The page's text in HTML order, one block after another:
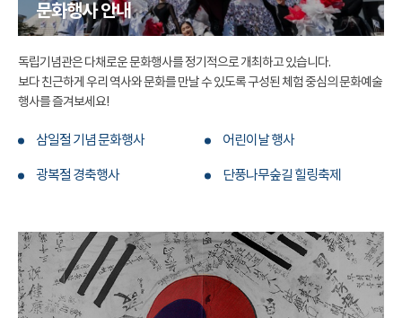
문화행사 안내
독립기념관은 다채로운 문화행사를 정기적으로 개최하고 있습니다.
보다 친근하게 우리 역사와 문화를 만날 수 있도록 구성된 체험 중심의 문화예술
행사를 즐겨보세요!
삼일절 기념 문화행사 어린이날 행사
광복절 경축행사 단풍나무숲길 힐링축제